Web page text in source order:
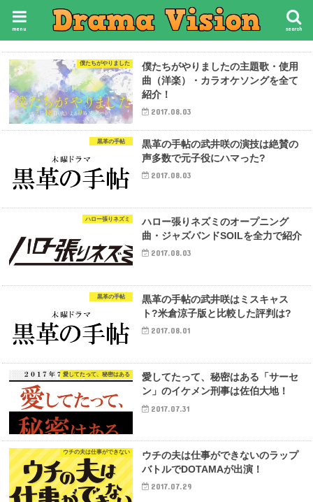
search
menu
僕たちがやりました
僕たちがやりましたの主題歌・使用
曲（洋楽）・カラオケソングを全て
紹介！
2017.08.03
黒革の手帖
黒革の手帖の武井咲の演技は絶賛の
声多数で元子役にハマった?
2017.08.03
ハロー張りネズミ
ハロー張りネズミのオープニング
曲・ジャズバンドSOILを全力で紹介
2017.08.03
黒革の手帖
黒革の手帖の武井咲はミスキャス
ト?米倉涼子版と比較した評判は?
2017.08.01
愛してたって、秘密はある
愛してたって、秘密はある「サーセ
ン」のイケメン刑事は佐伯大地！
2017.07.31
ウチの夫は仕事ができない
ウチの夫は仕事ができないのラップ
バトルでDOTAMAが出演！
2017.07.29